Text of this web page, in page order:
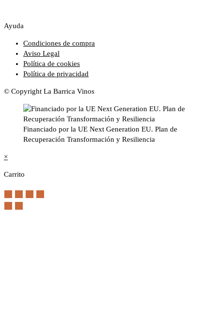
Ayuda
Condiciones de compra
Aviso Legal
Política de cookies
Política de privacidad
© Copyright La Barrica Vinos
Financiado por la UE Next Generation EU. Plan de
Recuperación Transformación y Resiliencia
×
Carrito